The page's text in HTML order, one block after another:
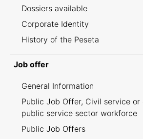
Dossiers available
Corporate Identity
History of the Peseta
Job offer
General Information
Public Job Offer, Civil service or
public service sector workforce
Public Job Offers